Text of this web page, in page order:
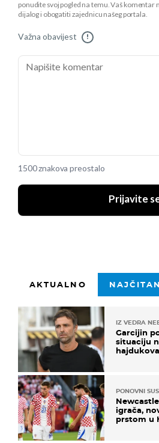
ponudite svoj pogled na temu. Vaš
dijalog i obogatiti zajednicu našeg portala.
Važna obavijest !
1500 znakova preostalo
Prijavite
AKTUALNO
IZ VEDRA
Garcijin
situaciju
PONOVNI
igrača,
prstom u